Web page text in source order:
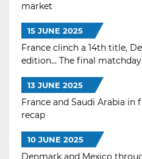
market
15 JUNE 2025
France clinch a 14th title,
edition... The final
13 JUNE 2025
France and Saudi Arabia in
recap
10 JUNE 2025
Denmark and Mexico